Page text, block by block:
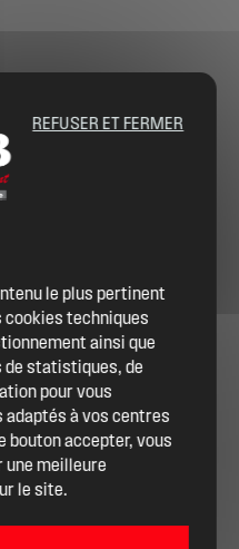
le plus pertinent
techniques
ainsi que
de statistiques, de
pour vous
à vos centres
bouton accepter, vous
une meilleure
le site.
REFUSER ET FERMER